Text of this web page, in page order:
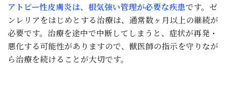
アトピー性皮膚炎は、根気強い管理が必要な疾患です。ゼ
ンレリアをはじめとする治療は、通常数ヶ月以上の継続が
必要です。治療を途中で中断してしまうと、症状が再発・
悪化する可能性がありますので、獣医師の指示を守りなが
ら治療を続けることが大切です。